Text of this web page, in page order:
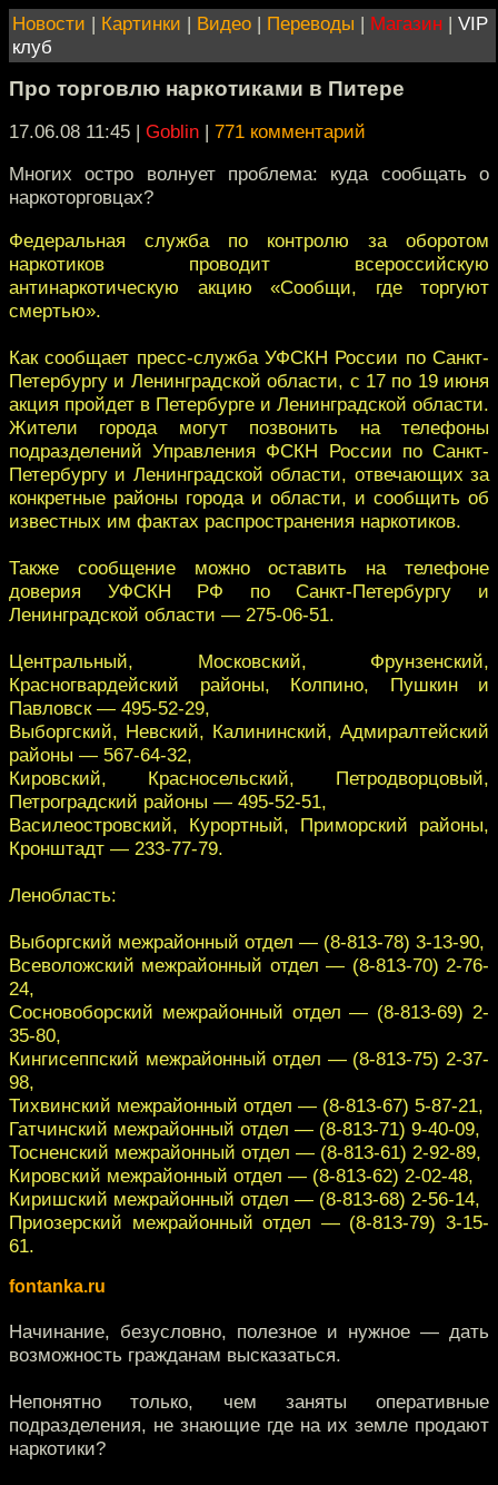
Новости | Картинки | Видео | Переводы | Магазин | VIP
клуб
Про торговлю наркотиками в Питере
17.06.08 11:45 | Goblin | 771 комментарий
Многих остро волнует проблема: куда сообщать о
наркоторговцах?
Федеральная служба по контролю за оборотом
наркотиков проводит всероссийскую
антинаркотическую акцию «Сообщи, где торгуют
смертью».
Как сообщает пресс-служба УФСКН России по Санкт-
Петербургу и Ленинградской области, с 17 по 19 июня
акция пройдет в Петербурге и Ленинградской области.
Жители города могут позвонить на телефоны
подразделений Управления ФСКН России по Санкт-
Петербургу и Ленинградской области, отвечающих за
конкретные районы города и области, и сообщить об
известных им фактах распространения наркотиков.
Также сообщение можно оставить на телефоне
доверия УФСКН РФ по Санкт-Петербургу и
Ленинградской области — 275-06-51.
Центральный, Московский, Фрунзенский,
Красногвардейский районы, Колпино, Пушкин и
Павловск — 495-52-29,
Выборгский, Невский, Калининский, Адмиралтейский
районы — 567-64-32,
Кировский, Красносельский, Петродворцовый,
Петроградский районы — 495-52-51,
Василеостровский, Курортный, Приморский районы,
Кронштадт — 233-77-79.
Ленобласть:
Выборгский межрайонный отдел — (8-813-78) 3-13-90,
Всеволожский межрайонный отдел — (8-813-70) 2-76-
24,
Сосновоборский межрайонный отдел — (8-813-69) 2-
35-80,
Кингисеппский межрайонный отдел — (8-813-75) 2-37-
98,
Тихвинский межрайонный отдел — (8-813-67) 5-87-21,
Гатчинский межрайонный отдел — (8-813-71) 9-40-09,
Тосненский межрайонный отдел — (8-813-61) 2-92-89,
Кировский межрайонный отдел — (8-813-62) 2-02-48,
Киришский межрайонный отдел — (8-813-68) 2-56-14,
Приозерский межрайонный отдел — (8-813-79) 3-15-
61.
fontanka.ru
Начинание, безусловно, полезное и нужное — дать
возможность гражданам высказаться.
Непонятно только, чем заняты оперативные
подразделения, не знающие где на их земле продают
наркотики?